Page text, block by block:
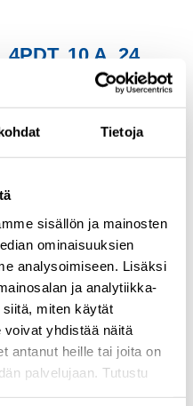
Tietoja
sisällön ja mainosten
ominaisuuksien
analysoimiseen. Lisäksi
ja analytiikka-
miten käytät
yhdistää näitä
antanut heille tai joita on
palvelujaan. Tutustu
10 A, 24